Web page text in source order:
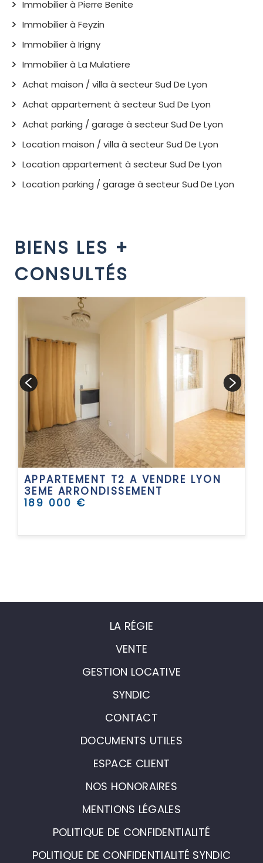
Immobilier à Pierre Benite
Immobilier à Feyzin
Immobilier à Irigny
Immobilier à La Mulatiere
Achat maison / villa à secteur Sud De Lyon
Achat appartement à secteur Sud De Lyon
Achat parking / garage à secteur Sud De Lyon
Location maison / villa à secteur Sud De Lyon
Location appartement à secteur Sud De Lyon
Location parking / garage à secteur Sud De Lyon
BIENS LES +
CONSULTÉS
APPARTEMENT T2 A VENDRE LYON
3EME ARRONDISSEMENT
189 000 €
LA RÉGIE
VENTE
GESTION LOCATIVE
SYNDIC
CONTACT
DOCUMENTS UTILES
ESPACE CLIENT
NOS HONORAIRES
MENTIONS LÉGALES
POLITIQUE DE CONFIDENTIALITÉ
POLITIQUE DE CONFIDENTIALITÉ SYNDIC